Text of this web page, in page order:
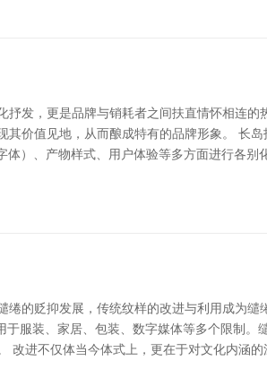
发，更是品牌与销耗者之间扶直情怀相连
价值见地，从而酿成特有的品牌形象。 长
）、产物样式、用户体验等多方面进行各别
的贬抑发展，传统纹样的改进与利用成为
服装、家居、包装、数字媒体等多个限制。
进不仅体当今体式上，更在于对文化内涵的